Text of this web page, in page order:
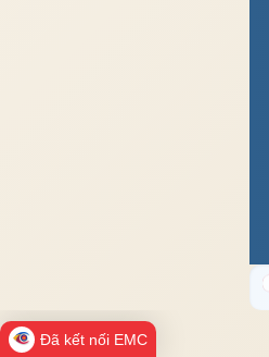
Đã kết nối EMC